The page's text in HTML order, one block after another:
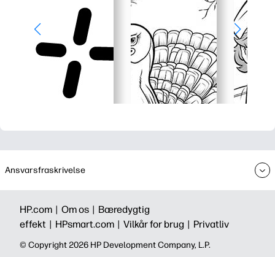
Ansvarsfraskrivelse
HP.com | Om os | Bæredygtig
effekt | HPsmart.com | Vilkår for brug | Privatliv
©️ Copyright 2026 HP Development Company, L.P.